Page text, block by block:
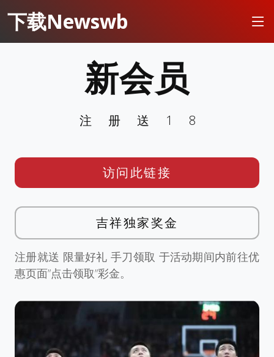
下载Newswb
新会员
注册送18
访问此链接
吉祥独家奖金
注册就送 限量好礼 手刀领取 于活动期间内前往优
惠页面”点击领取”彩金。